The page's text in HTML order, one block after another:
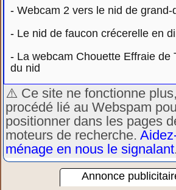
-Webcam 2 vers le nid de grand-
- Le nid de faucon crécerelle en
- La webcam Chouette Effraie de
du nid
⚠️ Ce site ne fonctionne
procédé lié au Webspam
positionner dans les pages
moteurs de recherche.
ménage en nous le signalant
Annonce